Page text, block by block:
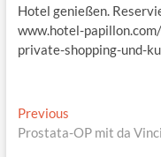
Hotel genießen.
www.hotel-papillon.com/
private-shopping-und-
PreviousPrevious
post:
Prostata-OP mit da Vinci